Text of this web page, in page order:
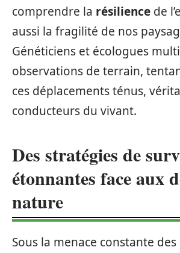
comprendre la résilience de
aussi la fragilité de nos
Généticiens et écologues
observations de terrain,
ces déplacements ténus,
conducteurs du vivant.
Des stratégies de
étonnantes face aux
nature
Sous la menace constante